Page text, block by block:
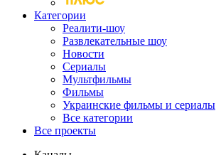
Категории
Реалити-шоу
Развлекательные шоу
Новости
Сериалы
Мультфильмы
Фильмы
Украинские фильмы и сериалы
Все категории
Все проекты